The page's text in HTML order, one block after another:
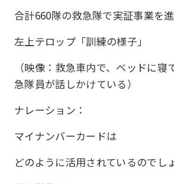
合計660隊の救急隊で実証事業を
左上テロップ「訓練の様子」
（映像：救急車内で、ベッドに
急隊員が話しかけている）
ナレーション：
マイナンバーカードは
どのように活用されているのでし